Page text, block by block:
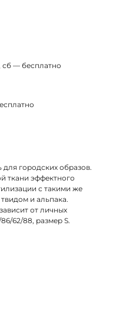
сб — бесплатно
городских образов.
ткани эффектного
с такими же
и альпака.
от личных
62/88, размер S.